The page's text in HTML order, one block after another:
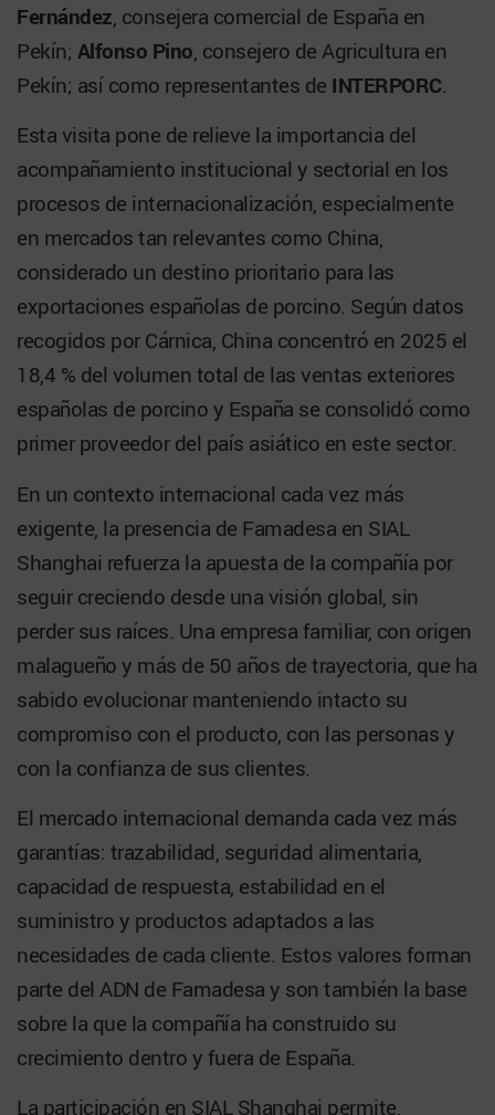
Fernández, consejera comercial de España en
Pekín; Alfonso Pino, consejero de Agricultura en
Pekín; así como representantes de INTERPORC.
Esta visita pone de relieve la importancia del
acompañamiento institucional y sectorial en los
procesos de internacionalización, especialmente
en mercados tan relevantes como China,
considerado un destino prioritario para las
exportaciones españolas de porcino. Según datos
recogidos por Cárnica, China concentró en 2025 el
18,4 % del volumen total de las ventas exteriores
españolas de porcino y España se consolidó como
primer proveedor del país asiático en este sector.
En un contexto internacional cada vez más
exigente, la presencia de Famadesa en SIAL
Shanghai refuerza la apuesta de la compañía por
seguir creciendo desde una visión global, sin
perder sus raíces. Una empresa familiar, con origen
malagueño y más de 50 años de trayectoria, que ha
sabido evolucionar manteniendo intacto su
compromiso con el producto, con las personas y
con la confianza de sus clientes.
El mercado internacional demanda cada vez más
garantías: trazabilidad, seguridad alimentaria,
capacidad de respuesta, estabilidad en el
suministro y productos adaptados a las
necesidades de cada cliente. Estos valores forman
parte del ADN de Famadesa y son también la base
sobre la que la compañía ha construido su
crecimiento dentro y fuera de España.